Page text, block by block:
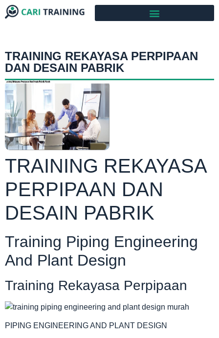
TRAINING REKAYASA PERPIPAAN
DAN DESAIN PABRIK
TRAINING REKAYASA
PERPIPAAN DAN
DESAIN PABRIK
Training Piping Engineering
And Plant Design
Training Rekayasa Perpipaan
PIPING ENGINEERING AND PLANT DESIGN